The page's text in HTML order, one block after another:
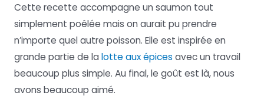
Cette recette accompagne un saumon tout
simplement poêlée mais on aurait pu prendre
n’importe quel autre poisson. Elle est inspirée en
grande partie de la lotte aux épices avec un travail
beaucoup plus simple. Au final, le goût est là, nous
avons beaucoup aimé.